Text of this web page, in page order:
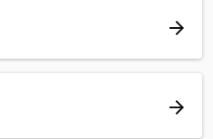
arrow_forward
arrow_forward